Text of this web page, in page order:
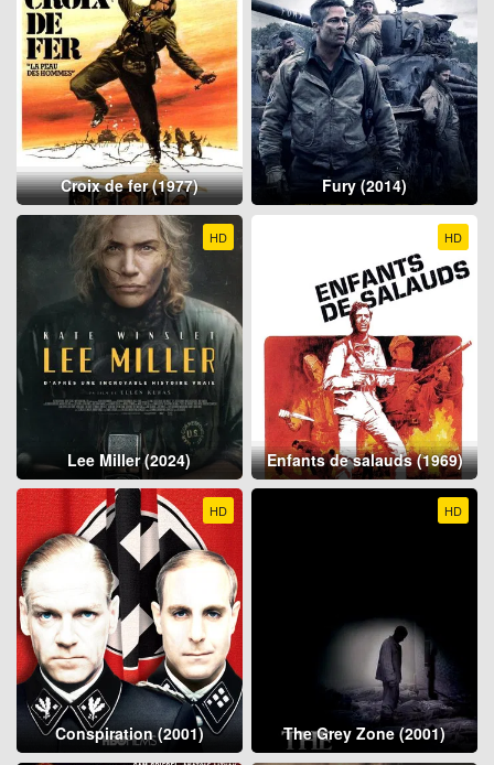
Croix de fer (1977) Fury (2014)
HD
Lee Miller (2024)
HD
Enfants de salauds (1969)
HD
Conspiration (2001)
HD
The Grey Zone (2001)